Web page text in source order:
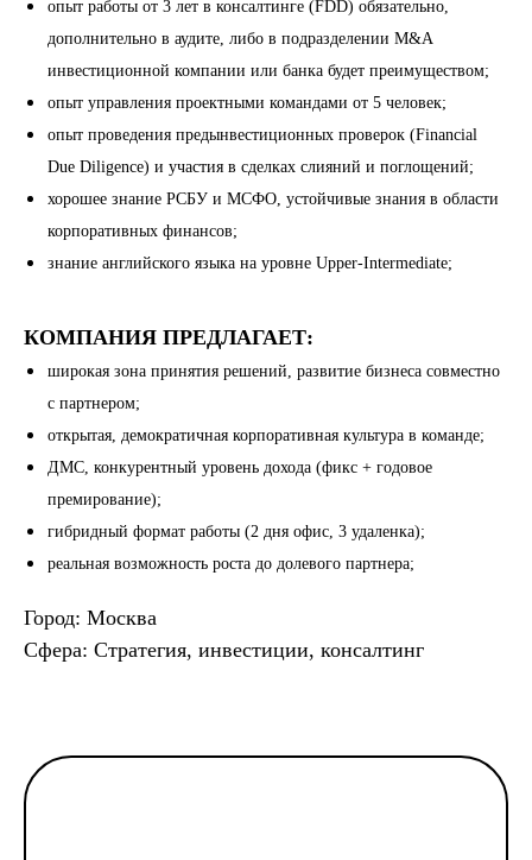
опыт работы от 3 лет в консалтинге (FDD) обязательно,
дополнительно в аудите, либо в подразделении M&A
инвестиционной компании или банка будет преимуществом;
опыт управления проектными командами от 5 человек;
опыт проведения предынвестиционных проверок (Financial
Due Diligence) и участия в сделках слияний и поглощений;
хорошее знание РСБУ и МСФО, устойчивые знания в области
корпоративных финансов;
знание английского языка на уровне Upper-Intermediate;
КОМПАНИЯ ПРЕДЛАГАЕТ:
широкая зона принятия решений, развитие бизнеса совместно
с партнером;
открытая, демократичная корпоративная культура в команде;
ДМС, конкурентный уровень дохода (фикс + годовое
премирование);
гибридный формат работы (2 дня офис, 3 удаленка);
реальная возможность роста до долевого партнера;
Город: Москва
Сфера: Стратегия, инвестиции, консалтинг